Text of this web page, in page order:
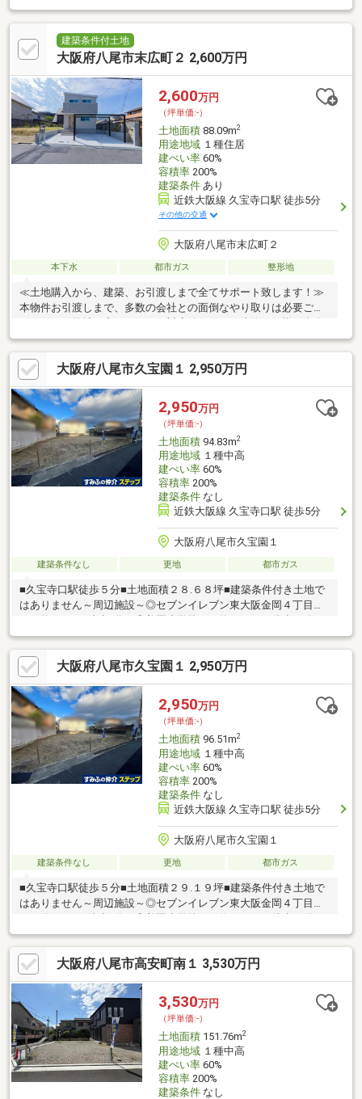
のご紹介、リフォームまでトータルサポート。豊富な経験と実績
で、お客様の大切な不動産取引をしっかりサポートいたします。
住まいに関する疑問やお悩みは、どんなことでもワールドスタイ
ルへお気軽にご相談ください。
建築条件付土地
大阪府八尾市末広町２ 2,600万円
2,600万円
（坪単価:-）
土地面積88.09m2
用途地域１種住居
建ぺい率60%
容積率200%
建築条件あり
近鉄大阪線 久宝寺口駅 徒歩5分
その他の交通
大阪府八尾市末広町２
本下水 都市ガス 整形地
≪土地購入から、建築、お引渡しまで全てサポート致します！≫
本物件お引渡しまで、多数の会社との面倒なやり取りは必要ござ
計画などご説明させて頂きます。本物件は、建物プランをご用意
しております。 お客様と、間取りからご一緒に考えて進め
てまいります。気になることがございましたら、是非お気軽にお
問合せ下さいませ
大阪府八尾市久宝園１ 2,950万円
2,950万円
（坪単価:-）
土地面積94.83m2
用途地域１種中高
建ぺい率60%
容積率200%
建築条件なし
近鉄大阪線 久宝寺口駅 徒歩5分
大阪府八尾市久宝園１
建築条件なし 更地 都市ガス
■久宝寺口駅徒歩５分■土地面積２８.６８坪■建築条件付き土地で
はありません～周辺施設～◎セブンイレブン東大阪金岡４丁目店
◎久宝寺中学校まで約1000m(徒歩13分）◎コノミヤ大蓮東店まで
約450m（徒歩6分）
大阪府八尾市久宝園１ 2,950万円
2,950万円
（坪単価:-）
土地面積96.51m2
用途地域１種中高
建ぺい率60%
容積率200%
建築条件なし
近鉄大阪線 久宝寺口駅 徒歩5分
大阪府八尾市久宝園１
建築条件なし 更地 都市ガス
■久宝寺口駅徒歩５分■土地面積２９.１９坪■建築条件付き土地で
はありません～周辺施設～◎セブンイレブン東大阪金岡４丁目店
まで約400m（徒歩5分）◎美園小学校まで約1000m（徒歩13分）
◎久宝寺中学校まで約1000m(徒歩13分）◎コノミヤ大蓮東店まで
約450m（徒歩6分）
大阪府八尾市高安町南１ 3,530万円
3,530万円
（坪単価:-）
土地面積151.76m2
用途地域１種中高
建ぺい率60%
容積率200%
建築条件なし